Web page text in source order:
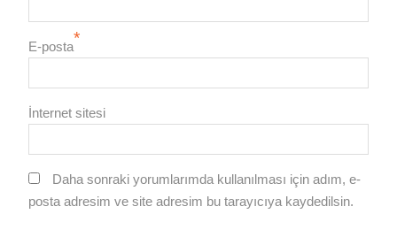
E-posta*
İnternet sitesi
Daha sonraki yorumlarımda kullanılması için adım, e-
posta adresim ve site adresim bu tarayıcıya kaydedilsin.